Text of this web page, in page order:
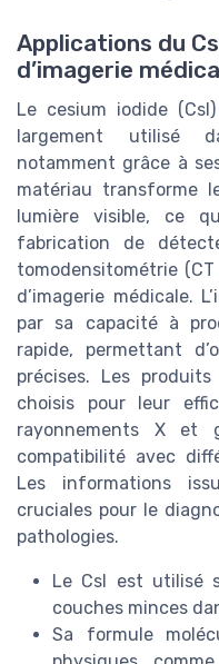
Applications du
d’imagerie
Le cesium iodide
largement utilisé
notamment grâce à
matériau transforme
lumière visible, ce
fabrication de
tomodensitométrie
d’imagerie médicale.
par sa capacité à
rapide, permettant
précises. Les
choisis pour leur
rayonnements X et
compatibilité avec
Les informations
cruciales pour le
pathologies.
Le CsI est utilisé
couches minces
Sa formule